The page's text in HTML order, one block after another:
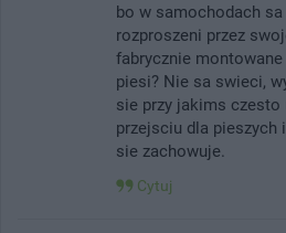
bo w samochodach sa
rozproszeni przez
fabrycznie
piesi? Nie sa swieci,
sie przy jakims czesto
przejsciu dla pieszych
sie zachowuje.
Cytuj